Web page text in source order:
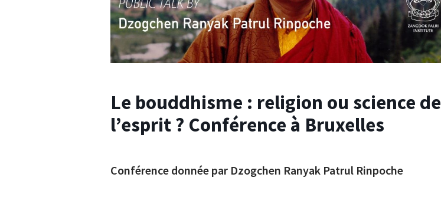
Le bouddhisme : religion ou science de
l’esprit ? Conférence à Bruxelles
Conférence donnée par Dzogchen Ranyak Patrul Rinpoche